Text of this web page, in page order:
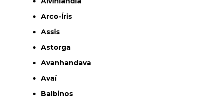
Arco-Íris
Assis
Astorga
Avanhandava
Avaí
Balbinos